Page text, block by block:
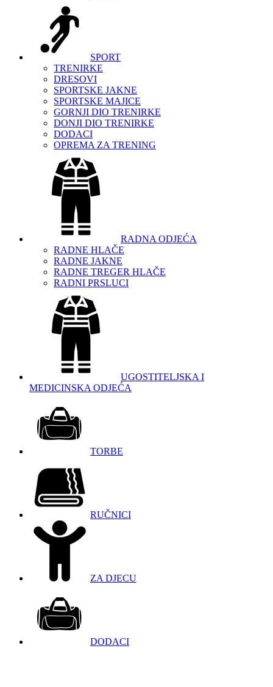
SPORT
TRENIRKE
DRESOVI
SPORTSKE JAKNE
SPORTSKE MAJICE
GORNJI DIO TRENIRKE
DONJI DIO TRENIRKE
DODACI
OPREMA ZA TRENING
RADNA ODJEĆA
RADNE HLAČE
RADNE JAKNE
RADNE TREGER HLAČE
RADNI PRSLUCI
UGOSTITELJSKA I
MEDICINSKA ODJEĆA
TORBE
RUČNICI
ZA DJECU
DODACI